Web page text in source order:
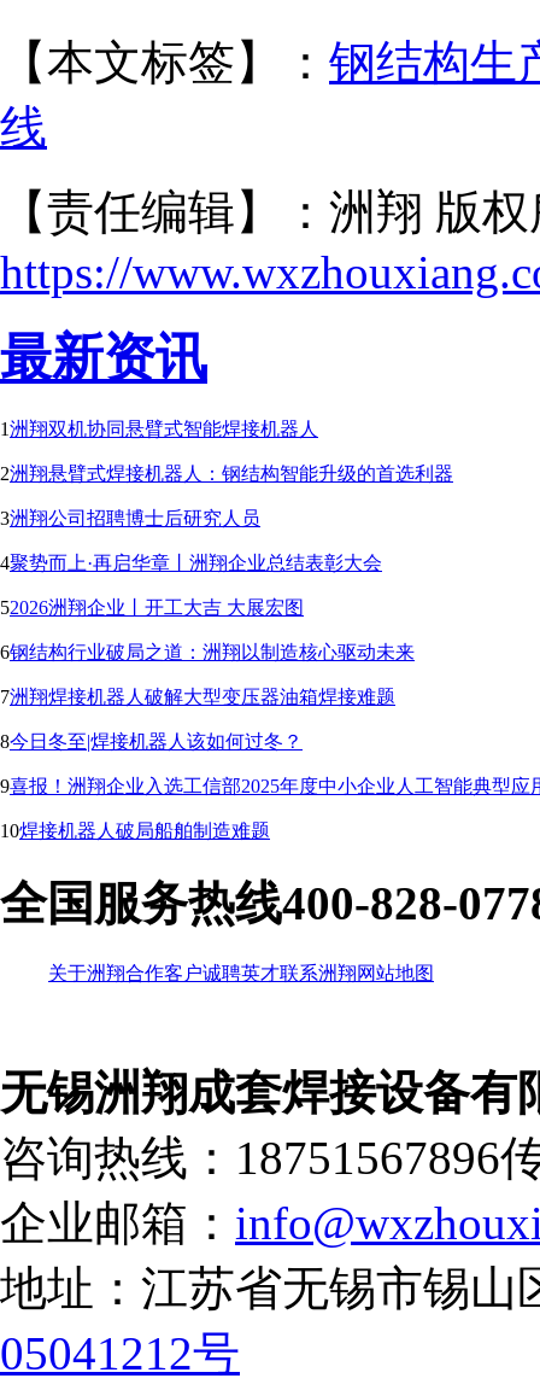
【本文标签】： 钢结构生
线
【责任编辑】：洲翔 版
https://
最新资讯
1洲翔双机协同悬臂式智能焊接机器人
2洲翔悬臂式焊接机器人：钢结构智能升级的首选利器
3洲翔公司招聘博士后研究人员
4聚势而上·再启华章丨洲翔企业总结表彰大会
52026洲翔企业丨开工大吉 大展宏图
6钢结构行业破局之道：洲翔以制造核心驱动未来
7洲翔焊接机器人破解大型变压器油箱焊接难题
8今日冬至|焊接机器人该如何过冬？
9喜报！洲翔企业入选工信部2025年度中小企业人工智能典型应
10焊接机器人破局船舶制造难题
全国服务热线400-828-
关于洲翔合作客户诚聘英才联系洲翔网站地图
无锡洲翔成套焊接设备有
咨询热线：18751567896
企业邮箱：
地址：江苏省无锡市锡
05041212号